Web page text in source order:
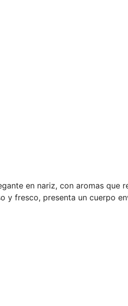
en nariz, con aromas
fresco, presenta un cuerpo